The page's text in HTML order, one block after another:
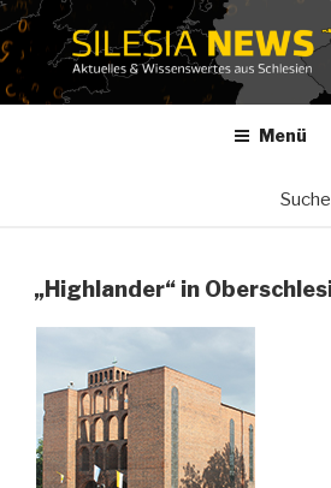
Zum
Inhalt
springen
Menü
„Highlander“ in